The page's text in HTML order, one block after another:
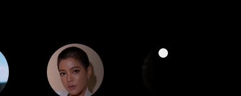
งพวกเขาได้พบกับสถานที่ ที่ถูก